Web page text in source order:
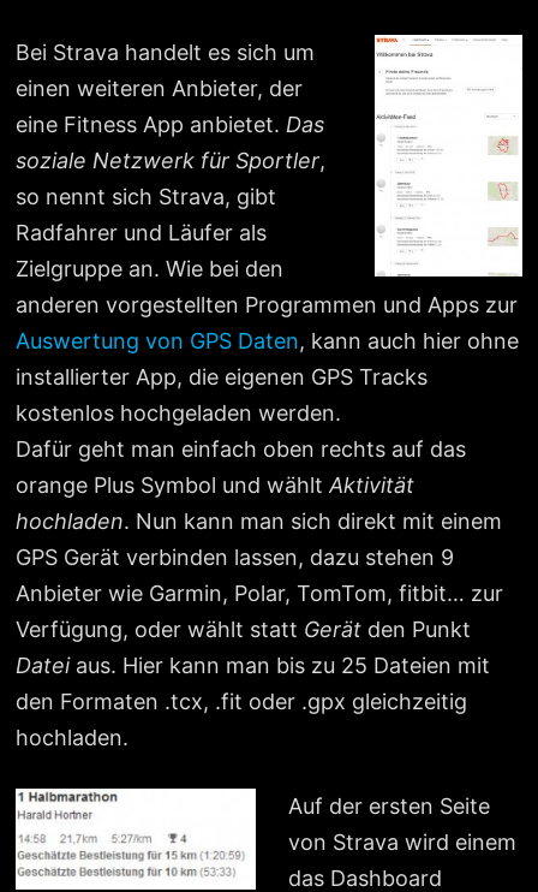
Bei Strava handelt es sich um
einen weiteren Anbieter, der
eine Fitness App anbietet. Das
soziale Netzwerk für Sportler,
so nennt sich Strava, gibt
Radfahrer und Läufer als
Zielgruppe an. Wie bei den
anderen vorgestellten Programmen und Apps zur
Auswertung von GPS Daten, kann auch hier ohne
installierter App, die eigenen GPS Tracks
kostenlos hochgeladen werden.
Dafür geht man einfach oben rechts auf das
orange Plus Symbol und wähltAktivität
hochladen. Nun kann man sich direkt mit einem
GPS Gerät verbinden lassen, dazu stehen 9
Anbieter wie Garmin, Polar, TomTom, fitbit… zur
Verfügung, oder wählt statt Gerät den Punkt
Dateiaus. Hier kann man bis zu 25 Dateien mit
den Formaten .tcx, .fit oder .gpx gleichzeitig
hochladen.
Auf der ersten Seite
von Strava wird einem
das Dashboard